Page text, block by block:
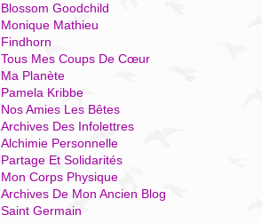
Blossom Goodchild
Monique Mathieu
Findhorn
Tous Mes Coups De Cœur
Ma Planète
Pamela Kribbe
Nos Amies Les Bêtes
Archives Des Infolettres
Alchimie Personnelle
Partage Et Solidarités
Mon Corps Physique
Archives De Mon Ancien Blog
Saint Germain